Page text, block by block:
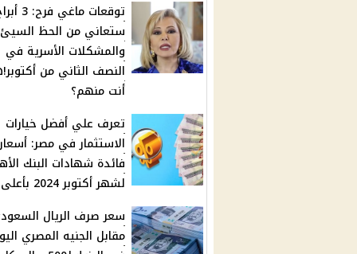
توقعات ماغي
ستعاني من الحظ السيئ
والمشكلات الأسرية في
النصف الثاني من
أنت منهم؟
تعرف علي أفضل خيارات
الاستثمار في مصر: أسعار
فائدة شهادات البنك
لشهر أكتوبر 2024 بأعلى عائد
سعر صرف الريال
مقابل الجنيه المصري